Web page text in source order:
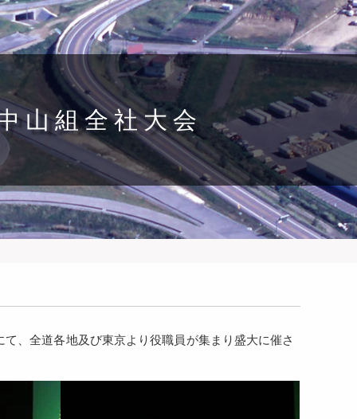
山組全社大会
、全道各地及び東京より役職員が集まり盛大に催さ